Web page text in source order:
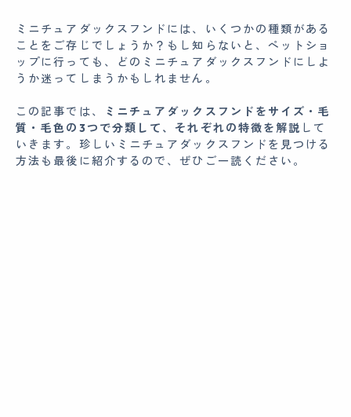
ミニチュアダックスフンドには、いくつかの種類がある
ことをご存じでしょうか？もし知らないと、ペットショ
ップに行っても、どのミニチュアダックスフンドにしよ
うか迷ってしまうかもしれません。
この記事では、
ミニチュアダックスフンドをサイズ・毛
質・毛色の3つで分類して、それぞれの特徴を解説 して
いきます。珍しいミニチュアダックスフンドを見つける
方法も最後に紹介するので、ぜひご一読ください。